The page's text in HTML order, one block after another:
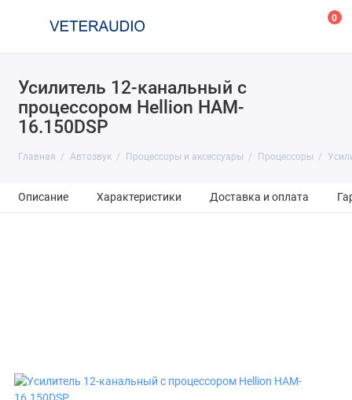
0
Усилитель 12-канальный с
процессором Hellion HAM-
16.150DSP
Главная Автозвук Процессоры и аксессуары Процессоры
Описание Характеристики Доставка и оплата